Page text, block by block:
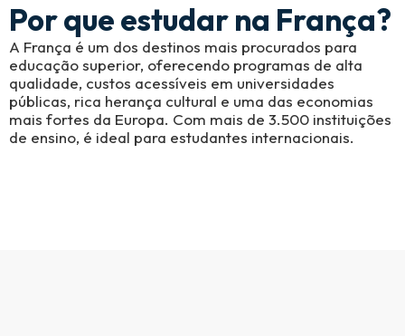
Por que estudar na França?
A França é um dos destinos mais procurados para
educação superior, oferecendo programas de alta
qualidade, custos acessíveis em universidades
públicas, rica herança cultural e uma das economias
mais fortes da Europa. Com mais de 3.500 instituições
de ensino, é ideal para estudantes internacionais.